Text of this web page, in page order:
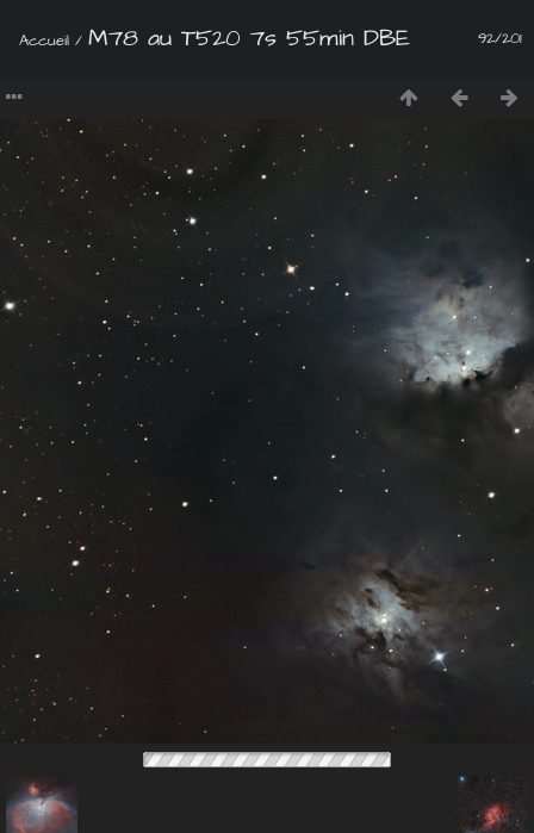
92/201
Accueil / M78 au T520 7s 55min DBE